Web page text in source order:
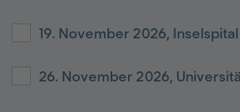
19. November 2026,
26. November 2026,